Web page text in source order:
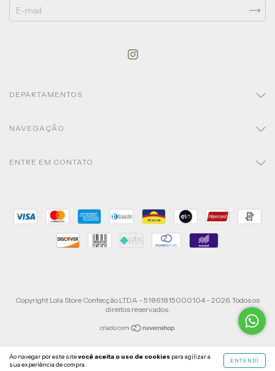
Ao navegar por este sitevocê aceita o uso de cookies para agilizar a
sua experiência de compra.
ENTENDI
DEPARTAMENTOS
NAVEGAÇÃO
ENTRE EM CONTATO
Copyright Lola Store Confecção LTDA - 51861815000104 - 2026. Todos os
direitos reservados.